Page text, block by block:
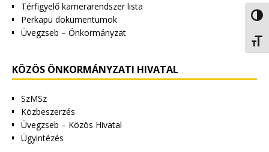
Térfigyelő kamerarendszer lista
Perkapu dokumentumok
Üvegzseb – Önkormányzat
KÖZÖS ÖNKORMÁNYZATI HIVATAL
SzMSz
Közbeszerzés
Üvegzseb – Közös Hivatal
Ügyintézés